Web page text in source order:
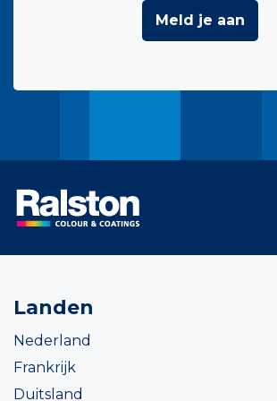
Meld je aan
Landen
Nederland
Frankrijk
Duitsland